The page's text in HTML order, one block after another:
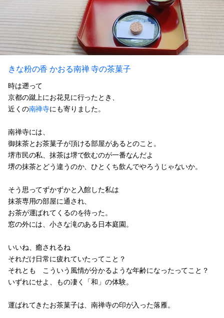
きな粉の香 かおる南禅 寺の茶菓子
時は遡って
京都の蹴上にお花見に行ったとき、
近くの南禅寺にも寄りました。
南禅寺には、
御抹茶とお茶菓子が頂ける部屋があるとのこと。
堺市民の私、抹茶は堺で飲むのが一番なんだよ
堺の抹茶とどう違うのか、ひとくち飲んでやろうじゃないか。
そう思ってずかずかと入館した私は
抹茶専用の部屋に通され、
お茶が運ばれてくるのを待った。
窓の外には、小さな滝のある日本庭園。
いいね、癒されるね
それだけ日常に疲れていたってこと？
それとも こういう風情が分かるような年齢になったってこと？
いずれにせよ、もの凄く「和」の体験。
運ばれてきたお茶菓子は、南禅寺の印が入った落雁。